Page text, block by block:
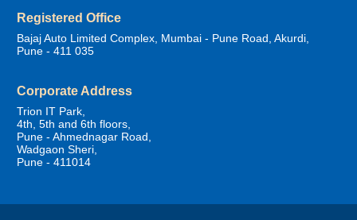
Registered Office
Bajaj Auto Limited Complex, Mumbai - Pune Road, Akurdi,
Pune - 411 035
Corporate Address
Trion IT Park,
4th, 5th and 6th floors,
Pune - Ahmednagar Road,
Wadgaon Sheri,
Pune - 411014